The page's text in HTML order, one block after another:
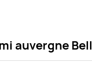
auvergne Bell